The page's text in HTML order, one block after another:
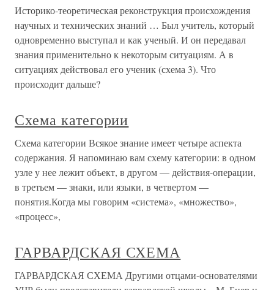
Историко-теоретическая реконструкция происхождения
научных и технических знаний … Был учитель, который
одновременно выступал и как ученый. И он передавал
знания применительно к некоторым ситуациям. А в
ситуациях действовал его ученик (схема 3). Что
происходит дальше?
Схема категории
Схема категории Всякое знание имеет четыре аспекта
содержания. Я напоминаю вам схему категории: в одном
узле у нее лежит объект, в другом — действия-операции,
в третьем — знаки, или языки, в четвертом —
понятия.Когда мы говорим «система», «множество»,
«процесс»,
ГАРВАРДСКАЯ СХЕМА
ГАРВАРДСКАЯ СХЕМА Другими отцами-основателями